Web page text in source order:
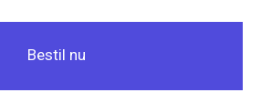
Bestil nu